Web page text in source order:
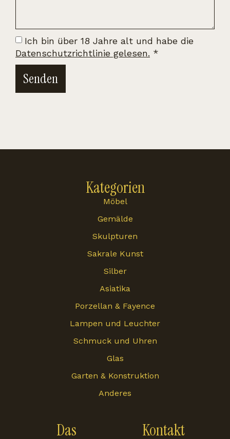
Ich bin über 18 Jahre alt und habe die
Datenschutzrichtlinie gelesen. *
Senden
Das Kontakt
Kategorien
Möbel
Gemälde
Skulpturen
Sakrale Kunst
Silber
Asiatika
Porzellan & Fayence
Lampen und Leuchter
Schmuck und Uhren
Glas
Garten & Konstruktion
Anderes